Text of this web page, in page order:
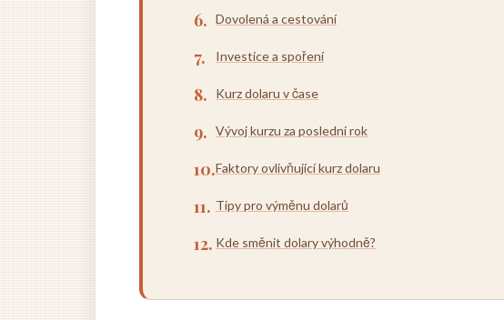
Dovolená a cestování
Investice a spoření
Kurz dolaru v čase
Vývoj kurzu za poslední rok
Faktory ovlivňující kurz dolaru
Tipy pro výměnu dolarů
Kde směnit dolary výhodně?